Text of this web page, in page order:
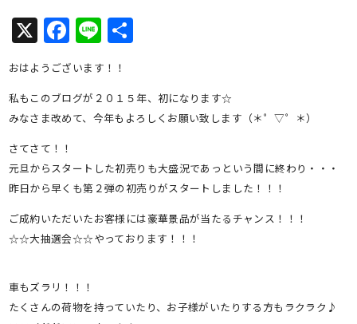
X Facebook
Line共
おはようございます！！
私もこのブログが２０１５年、初になります☆
みなさま改めて、今年もよろしくお願い致します（＊゜▽゜＊）
さてさて！！
元旦からスタートした初売りも大盛況であっという間に終わり・・・
昨日から早くも第２弾の初売りがスタートしました！！！
ご成約いただいたお客様には豪華景品が当たるチャンス！！！
☆☆大抽選会☆☆やっております！！！
車もズラリ！！！
たくさんの荷物を持っていたり、お子様がいたりする方もラクラク♪